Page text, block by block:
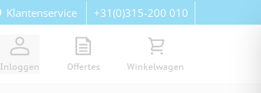
Klantenservice +31(0)315-200 010
Inloggen
View quote, Quote is empty
Offertes
Bekijk winkelwagen,
Winkelwagen